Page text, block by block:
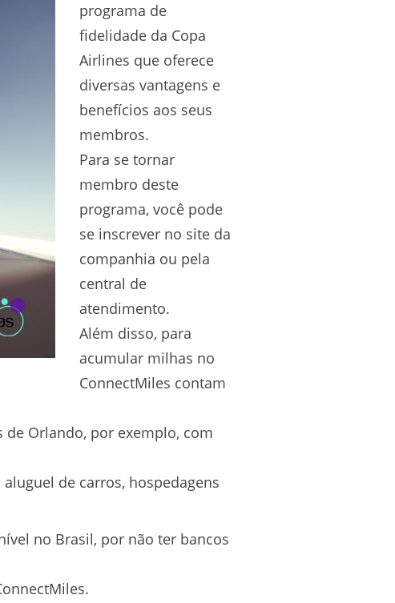
programa de
fidelidade da Copa
Airlines que oferece
diversas vantagens e
benefícios aos seus
membros.
Para se tornar
membro deste
programa, você pode
se inscrever no site da
companhia ou pela
central de
atendimento.
Além disso, para
acumular milhas no
ConnectMiles contam
de Orlando, por exemplo, com
de carros, hospedagens
no Brasil, por não ter bancos